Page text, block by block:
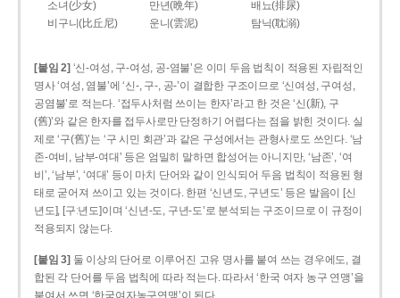
소녀(少女) 만년(晩年)
배뇨(排尿)
비구니(比丘尼)
운니(雲泥) 탐닉(耽溺)
[붙임 2] ‘신-여성, 구-여성, 공-염불’은 이미 두음 법칙이 적용된 자립적인
명사 ‘여성, 염불’에 ‘신-, 구-, 공-’이 결합한 구조이므로 ‘신여성, 구여성,
공염불’로 적는다. ‘접두사처럼 쓰이는 한자’라고 한 것은 ‘신(新), 구
(舊)’와 같은 한자를 접두사로만 단정하기 어렵다는 점을 밝힌 것이다. 실
제로 ‘구(舊)’는 ‘구 시민 회관’과 같은 구성에서는 관형사로도 쓰인다. ‘남
존­-여비, 남부-­여대’ 등은 엄밀히 말하면 합성어는 아니지만, ‘남존’, ‘여
비’, ‘남부’, ‘여대’ 등이 마치 단어와 같이 인식되어 두음 법칙이 적용된 형
태로 굳어져 쓰이고 있는 것이다. 한편 ‘신년도, 구년도’ 등은 발음이 [신
년도], [구ː년도]이며 ‘신년­-도, 구년-­도’로 분석되는 구조이므로 이 규정이
적용되지 않는다.
[붙임 3] 둘 이상의 단어로 이루어진 고유 명사를 붙여 쓰는 경우에도, 결
합된 각 단어를 두음 법칙에 따라 적는다. 따라서 ‘한국 여자 농구 연맹’을
붙여서 쓰면 ‘한국여자농구연맹’이 된다.